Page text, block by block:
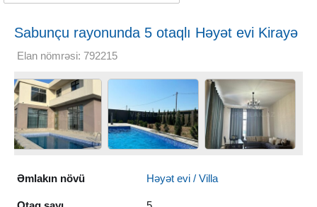
Sabunçu rayonunda 5 otaqlı Həyət evi Kirayə
verilir, 250 m²
Elan nömrəsi: 792215
Əmlakın növü Həyət evi / Villa